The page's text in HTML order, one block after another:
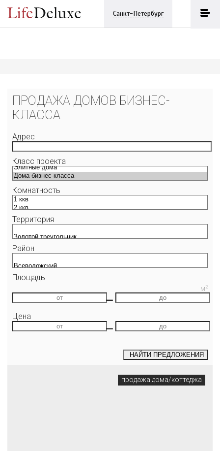
Санкт-Петербург
ПРОДАЖА ДОМОВ БИЗНЕС-
КЛАССА
Адрес
Класс проекта
Комнатность
Территория
Район
Площадь
М 2
—
Цена
—
НАЙТИ ПРЕДЛОЖЕНИЯ
продажа дома/коттеджа